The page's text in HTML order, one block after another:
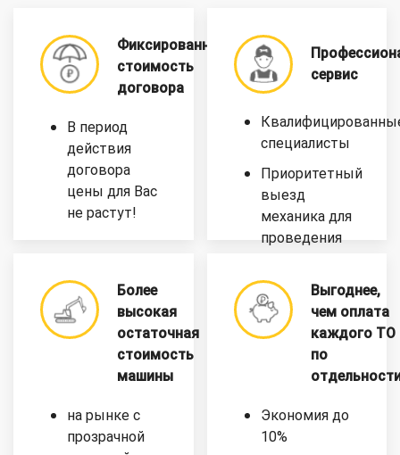
Фиксированная
стоимость
договора
В период
действия
договора
цены для Вас
не растут!
сервис
специалисты
Приоритетный
выезд
механика для
проведения
Более
высокая
остаточная
стоимость
машины
на рынке с
прозрачной
Выгоднее,
чем оплата
каждого ТО
по
Экономия до
10%